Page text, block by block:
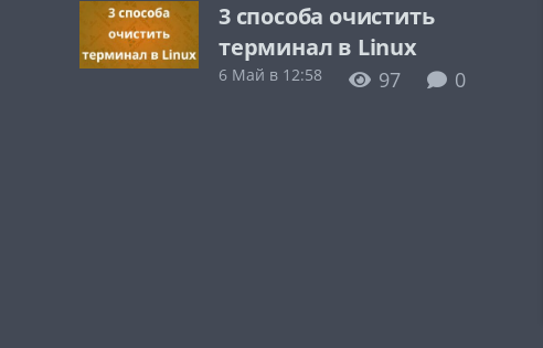
3 способа очистить
терминал в Linux
6 Май в 12:58 97 0